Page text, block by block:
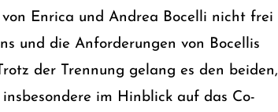
Enrica und Andrea Bocelli nicht frei
und die Anforderungen von Bocellis
der Trennung gelang es den beiden,
im Hinblick auf das Co-